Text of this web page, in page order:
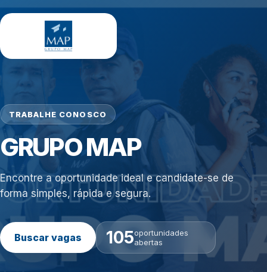
TRABALHE CONOSCO
GRUPO MAP
Encontre a oportunidade ideal e candidate-se de
forma simples, rápida e segura.
Buscar vagas 105oportunidades
abertas